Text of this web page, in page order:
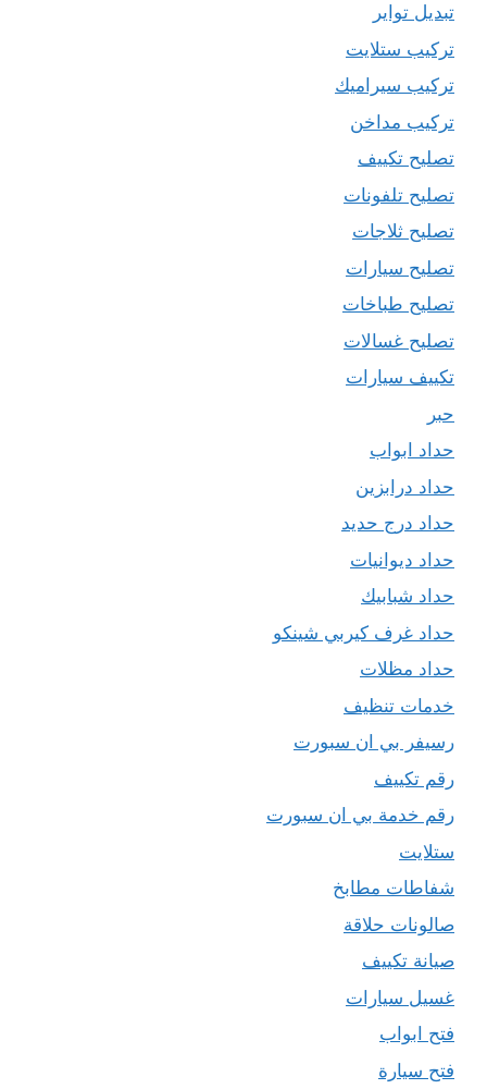
تبديل تواير
تركيب ستلايت
تركيب سيراميك
تركيب مداخن
تصليح تكييف
تصليح تلفونات
تصليح ثلاجات
تصليح سيارات
تصليح طباخات
تصليح غسالات
تكييف سيارات
حبر
حداد ابواب
حداد درابزين
حداد درج حديد
حداد ديوانيات
حداد شبابيك
حداد غرف كيربي شينكو
حداد مظلات
خدمات تنظيف
رسيفر بي ان سبورت
رقم تكييف
رقم خدمة بي ان سبورت
ستلايت
شفاطات مطابخ
صالونات حلاقة
صيانة تكييف
غسيل سيارات
فتح ابواب
فتح سيارة